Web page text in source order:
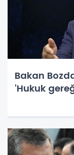
Bakan
'Hukuk